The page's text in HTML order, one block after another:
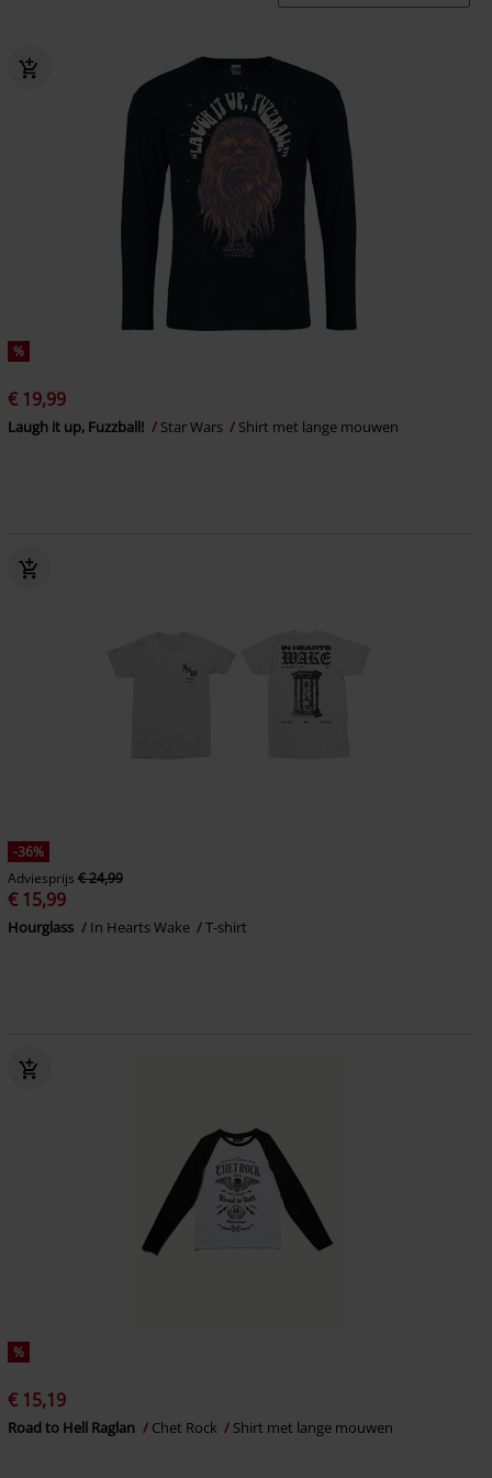
%
€ 19,99
Laugh it up, Fuzzball! Star Wars Shirt met lange mouwen
-36%
Adviesprijs € 24,99
€ 15,99
Hourglass In Hearts Wake T-shirt
%
€ 15,19
Road to Hell Raglan Chet Rock Shirt met lange mouwen